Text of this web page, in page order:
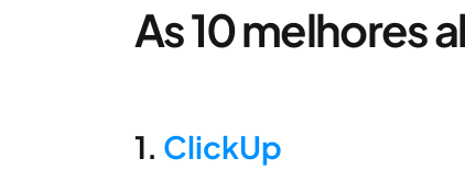
As 10 melhores
1. ClickUp